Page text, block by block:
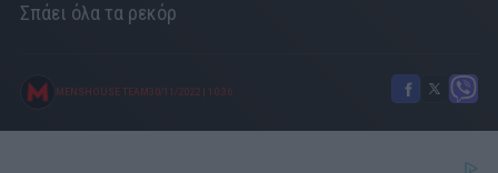
Σπάει όλα τα ρεκόρ
MENSHOUSE TEAM 30/11/2022 10:36